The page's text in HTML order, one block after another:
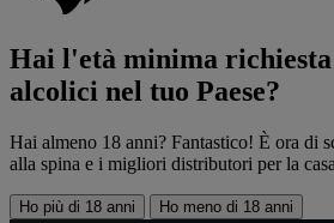
Hai l'età minima richiesta
alcolici nel tuo Paese?
Hai almeno 18 anni? Fantastico! È ora di
alla spina e i migliori distributori per la
Ho più di 18 anni Ho meno di 18 anni